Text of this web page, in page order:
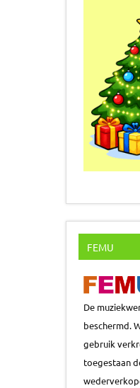
FEMU
De
beschermd.
gebruik
toegestaan